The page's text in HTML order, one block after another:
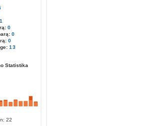
0
0
0
13
Statistika
22